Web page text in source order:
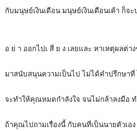
กับมนุษย์เงินเดือน มนุษย์เงินเดือนเค้า ก็จ
อ ย่ า ออกไปเ สี่ ย ง เลยและ หาเหตุผลต่าง
มาสนับสนุนความเป็นไป ไม่ได้คำปรึกษา
จะทำให้คุณหมดกำลังใจ จนไม่กล้าลงมือ
ถ้าคุณไปถามเรื่องนี้ กับคนที่เป็นนายตัวเอ